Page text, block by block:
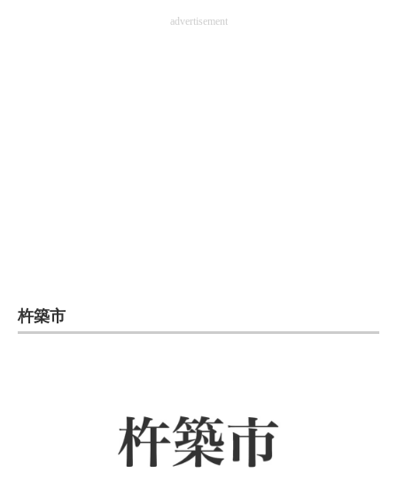
advertisement
杵築市